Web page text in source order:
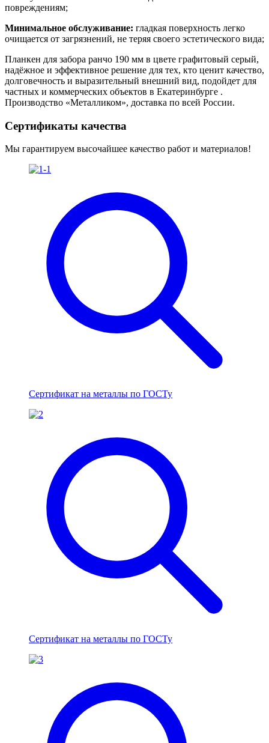
повреждениям;
Минимальное обслуживание: гладкая поверхность легко
очищается от загрязнений, не теряя своего эстетического вида;
Планкен для забора ранчо 190 мм в цвете графитовый серый,
надёжное и эффективное решение для тех, кто ценит качество,
долговечность и выразительный внешний вид, подойдет для
частных и коммерческих объектов в Екатеринбурге .
Производство «Металликом», доставка по всей России.
Сертификаты качества
Мы гарантируем высочайшее качество работ и материалов!
Сертификат на металлы по ГОСТу
Сертификат на металлы по ГОСТу